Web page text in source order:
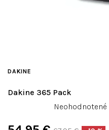
Dakine 365 Pack
DAKINE
Priemerné
Neohodnotené